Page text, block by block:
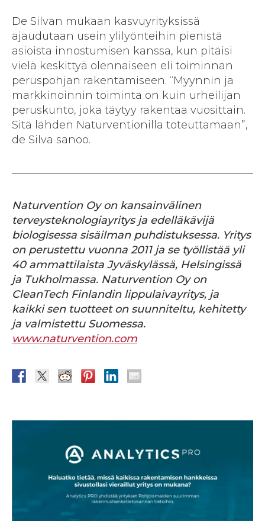
De Silvan mukaan kasvuyrityksissä
ajaudutaan usein ylilyönteihin pienistä
asioista innostumisen kanssa, kun pitäisi
vielä keskittyä olennaiseen eli toiminnan
peruspohjan rakentamiseen. “Myynnin ja
markkinoinnin toiminta on kuin urheilijan
peruskunto, joka täytyy rakentaa vuosittain.
Sitä lähden Naturventionilla toteuttamaan”,
de Silva sanoo.
Naturvention Oy on kansainvälinen
terveysteknologiayritys ja edelläkävijä
biologisessa sisäilman puhdistuksessa. Yritys
on perustettu vuonna 2011 ja se työllistää yli
40 ammattilaista Jyväskylässä, Helsingissä
ja Tukholmassa. Naturvention Oy on
CleanTech Finlandin lippulaivayritys, ja
kaikki sen tuotteet on suunniteltu, kehitetty
ja valmistettu Suomessa.
www.naturvention.com